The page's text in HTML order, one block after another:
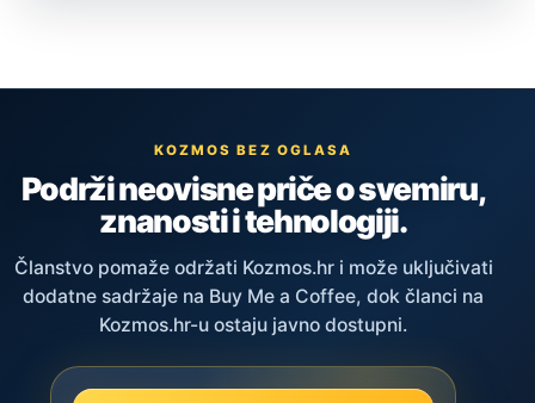
KOZMOS BEZ OGLASA
Podrži neovisne priče o svemiru,
znanosti i tehnologiji.
Članstvo pomaže održati Kozmos.hr i može uključivati
dodatne sadržaje na Buy Me a Coffee, dok članci na
Kozmos.hr-u ostaju javno dostupni.